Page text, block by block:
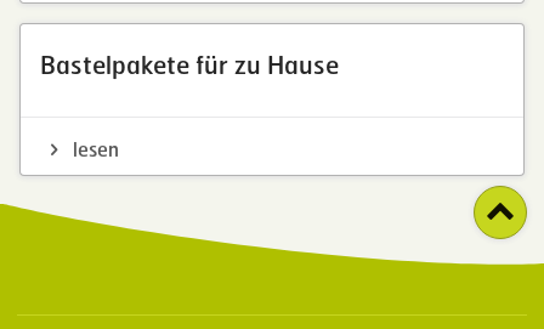
Bastelpakete für zu Hause
lesen